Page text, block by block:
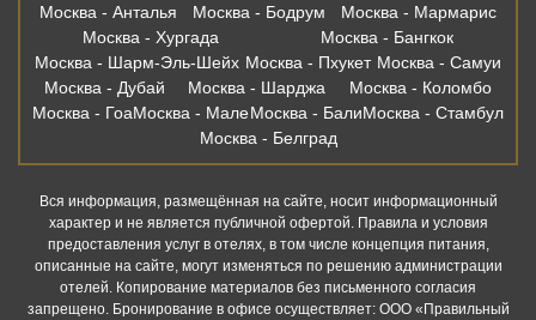
Москва - Анталья
Москва - Бодрум
Москва - Мармарис
Москва - Хургада
Москва - Бангкок
Москва - Шарм-Эль-Шейх Москва - Пхукет Москва - Самуи
Москва - Дубай
Москва - Шарджа
Москва - Коломбо
Москва - ГоаМосква - МалеМосква - БалиМосква - Стамбул
Москва - Белград
Вся информация, размещённая на сайте, носит информационный
характер и не является публичной офертой. Правила и условия
предоставления услуг в отелях, в том числе концепция питания,
описанные на сайте, могут изменяться по решению администрации
отелей. Копирование материалов без письменного согласия
запрещено. Бронирование в офисе осуществляет: ООО «Правильный